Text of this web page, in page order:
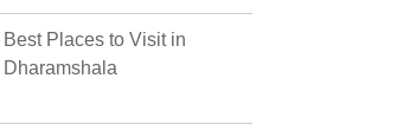
Best Places to Visit in
Dharamshala